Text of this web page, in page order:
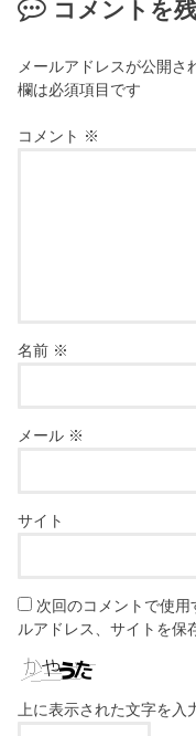
コメントを
メールアドレスが公開さ
欄は必須項目です
コメント ※
名前 ※
メール ※
サイト
次回のコメントで使
ルアドレス、サイトを保
上に表示された文字を入